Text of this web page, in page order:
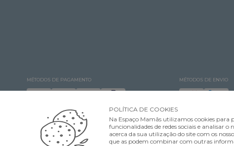
MÉTODOS DE PAGAMENTO MÉTODOS DE ENVIO
©Espaço Mamãs. Todos os direitos reservados Designed & developed by
POLÍTICA DE COOKIES
Na Espaço Mamãs utilizamos cookies para
funcionalidades de redes sociais e analisar
acerca da sua utilização do site com os
que as podem combinar com outras